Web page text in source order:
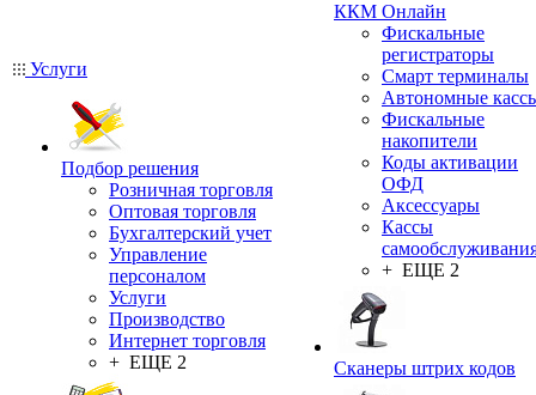
Услуги
Подбор решения
Розничная торговля
Оптовая торговля
Бухгалтерский учет
Управление
персоналом
Услуги
Производство
Интернет торговля
+ ЕЩЕ 2
ККМ Онлайн
Фискальные
регистраторы
Смарт терминалы
Автономные
Фискальные
накопители
Коды активации
ОФД
Аксессуары
Кассы
+ ЕЩЕ 2
Сканеры штрих кодов